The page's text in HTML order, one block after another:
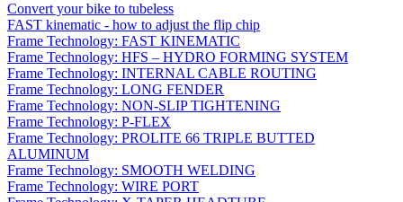
Convert your bike to tubeless
FAST kinematic - how to adjust the flip chip
Frame Technology: FAST KINEMATIC
Frame Technology: HFS – HYDRO FORMING SYSTEM
Frame Technology: INTERNAL CABLE ROUTING
Frame Technology: LONG FENDER
Frame Technology: NON-SLIP TIGHTENING
Frame Technology: P-FLEX
Frame Technology: PROLITE 66 TRIPLE BUTTED
ALUMINUM
Frame Technology: SMOOTH WELDING
Frame Technology: WIRE PORT